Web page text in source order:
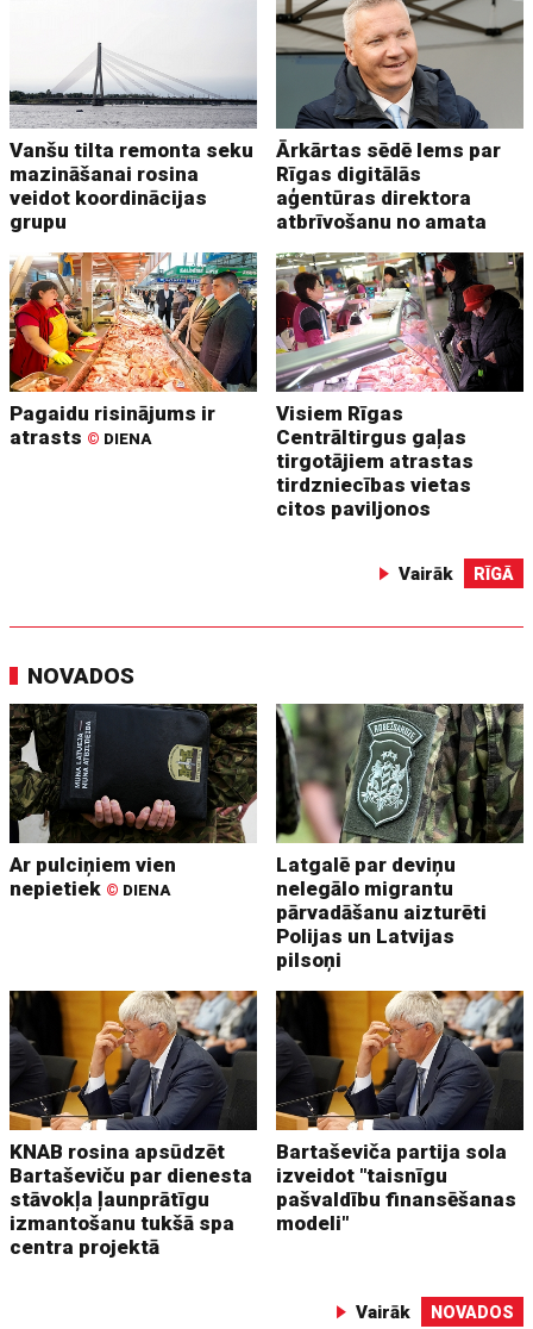
Vanšu tilta remonta seku
mazināšanai rosina
veidot koordinācijas
grupu
Ārkārtas sēdē lems par
Rīgas digitālās
aģentūras direktora
atbrīvošanu no amata
Pagaidu risinājums ir
atrasts © DIENA
Visiem Rīgas
Centrāltirgus gaļas
tirgotājiem atrastas
tirdzniecības vietas
citos paviljonos
Vairāk RĪGĀ
NOVADOS
Ar pulciņiem vien
nepietiek © DIENA
Latgalē par deviņu
nelegālo migrantu
pārvadāšanu aizturēti
Polijas un Latvijas
pilsoņi
KNAB rosina apsūdzēt
Bartaševiču par dienesta
stāvokļa ļaunprātīgu
izmantošanu tukšā spa
centra projektā
Bartaševiča partija sola
izveidot "taisnīgu
pašvaldību finansēšanas
modeli"
Vairāk NOVADOS